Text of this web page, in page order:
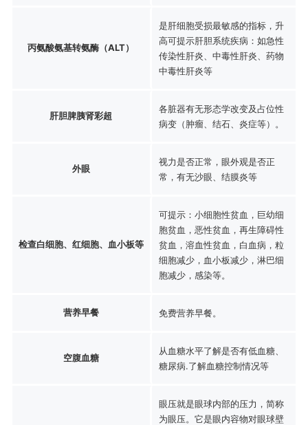
丙氨酸氨基转氨酶（ALT）
是肝细胞受损最敏感的指标，升
高可提示肝胆系统疾病：如急性
传染性肝炎、中毒性肝炎、药物
中毒性肝炎等
肝胆脾胰肾彩超
各脏器有无形态学改变及占位性
病变（肿瘤、结石、炎症等）。
外眼
视力是否正常，眼外观是否正
常，有无沙眼、结膜炎等
检查白细胞、红细胞、血小板等
可提示：小细胞性贫血，巨幼细
胞贫血，恶性贫血，再生障碍性
贫血，溶血性贫血，白血病，粒
细胞减少，血小板减少，淋巴细
胞减少，感染等。
营养早餐 免费营养早餐。
空腹血糖
从血糖水平了解是否有低血糖、
糖尿病.了解血糖控制情况等
眼压就是眼球内部的压力，简称
为眼压。它是眼内容物对眼球壁